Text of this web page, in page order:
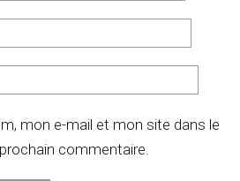
mon e-mail et mon site dans le
commentaire.